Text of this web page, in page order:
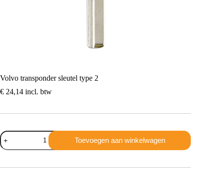
Volvo transponder sleutel type 2
€ 24,14 incl. btw
Volvo
transponder
sleutel
2
Toevoegen aan winkelwagen